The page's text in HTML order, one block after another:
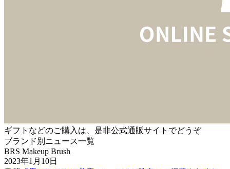
ギフトなどのご購入は、是非公式通販サイトでどうぞ
ブランド別ニュース一覧
BRS Makeup Brush
2023年1月10日